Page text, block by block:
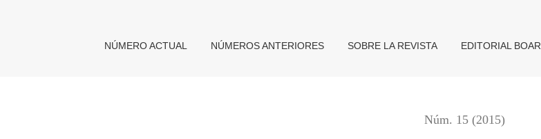
NÚMERO ACTUAL NÚMEROS ANTERIORES SOBRE LA REVISTA EDITORIAL
Núm. 15 (2015)